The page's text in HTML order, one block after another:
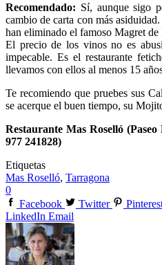
Recomendado: Sí, aunque sigo
cambio de carta con más
han eliminado el famoso Magret
El precio de los vinos no es
impecable. Es el restaurante
llevamos con ellos al menos 15
Te recomiendo que pruebes sus
se acerque el buen tiempo, su
Restaurante Mas Roselló
977 241828)
Etiquetas
Mas Roselló, Tarragona
0
Facebook
Twitter
LinkedIn Email